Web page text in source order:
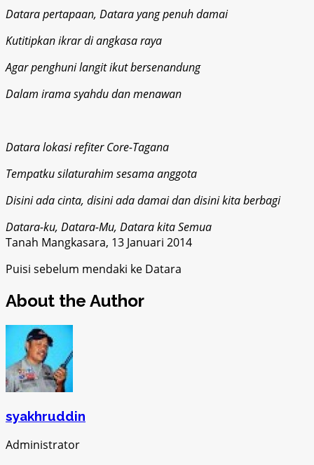
Datara pertapaan, Datara yang penuh damai
Kutitipkan ikrar di angkasa raya
Agar penghuni langit ikut bersenandung
Dalam irama syahdu dan menawan
Datara lokasi refiter Core-Tagana
Tempatku silaturahim sesama anggota
Disini ada cinta, disini ada damai dan disini kita berbagi
Datara-ku, Datara-Mu, Datara kita Semua
Tanah Mangkasara, 13 Januari 2014
Puisi sebelum mendaki ke Datara
About the Author
syakhruddin
Administrator